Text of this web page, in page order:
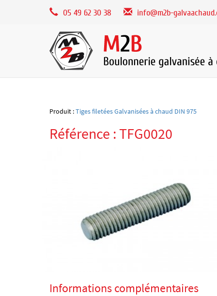
05 49 62 30 38 info@m2b-
Produit :Tiges filetées Galvanisées à chaud DIN 975
Référence : TFG0020
Informations complémentaires